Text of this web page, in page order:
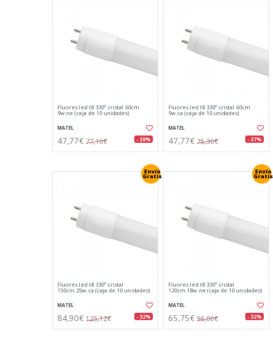
Fluores.led t8 330º cristal 60cm
9w.ne (caja de 10 unidades)
MATEL
47,77€ 77,16€ - 38%
Fluores.led t8 330º cristal 60cm
9w.ca (caja de 10 unidades)
MATEL
47,77€ 76,36€ - 37%
Envío
Gratis
Fluores.led t8 330º cristal
150cm.25w.ca (caja de 10 unidades)
MATEL
84,90€ 125,12€ - 32%
Envío
Gratis
Fluores.led t8 330º cristal
120cm.18w.ne (caja de 10 unidades)
MATEL
65,75€ 96,06€ - 32%